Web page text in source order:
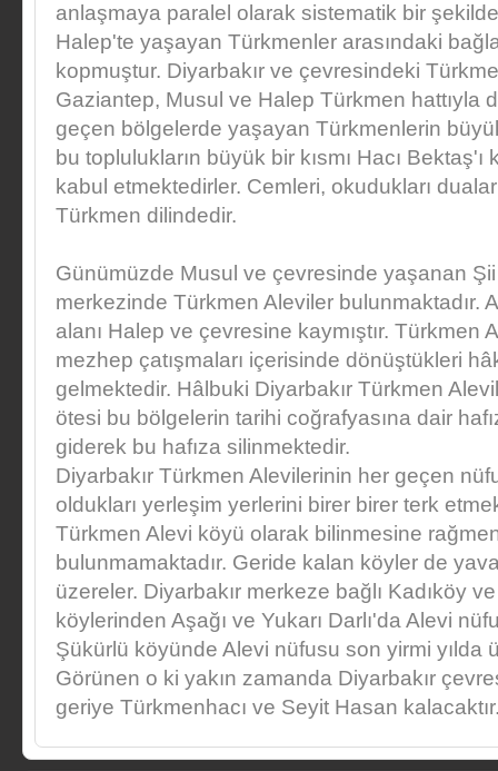
anlaşmaya paralel olarak sistematik bir
Halep'te yaşayan Türkmenler arasındaki
kopmuştur. Diyarbakır ve çevresindeki
Gaziantep, Musul ve Halep Türkmen hattıyla
geçen bölgelerde yaşayan Türkmenlerin
bu toplulukların büyük bir kısmı Hacı
kabul etmektedirler. Cemleri, okudukları
Türkmen dilindedir.
Günümüzde Musul ve çevresinde yaşanan Şii
merkezinde Türkmen Aleviler bulunmaktadır.
alanı Halep ve çevresine kaymıştır. Türkmen
mezhep çatışmaları içerisinde dönüştükleri
gelmektedir. Hâlbuki Diyarbakır Türkmen
ötesi bu bölgelerin tarihi coğrafyasına dair
giderek bu hafıza silinmektedir.
Diyarbakır Türkmen Alevilerinin her geçen
oldukları yerleşim yerlerini birer birer terk
Türkmen Alevi köyü olarak bilinmesine
bulunmamaktadır. Geride kalan köyler de
üzereler. Diyarbakır merkeze bağlı Kadıköy
köylerinden Aşağı ve Yukarı Darlı'da Alevi
Şükürlü köyünde Alevi nüfusu son yirmi yılda
Görünen o ki yakın zamanda Diyarbakır
geriye Türkmenhacı ve Seyit Hasan